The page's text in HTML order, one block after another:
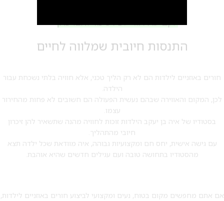
לקביעת תור לפירסינג לחצו כאן
התנסות חיובית שמלווה לחיים
חורים באוזניים לילדות הם לא רק הליך טכני, אלא חוויה בלתי נשכחת עבור
הילדה.
לכן, המקום והאווירה שבהם נעשית הפעולה הם חשובים לא פחות מהחירור
עצמו.
בסטודיו של איה בן יעקב הילדות זוכות לחוויה מהנה שתשאיר להן זיכרון
חיובי מהתהליך.
עם גישה אישית, יחס חם ומקצועיות גבוהה, איה מוודאת שכל ילדה תצא
מהסטודיו בתחושה טובה ועם עגילים חדשים שהיא אוהבת.
אם אתם מחפשים מקום בטוח, נעים ומקצועי לביצוע חורים באוזניים לילדות,
2